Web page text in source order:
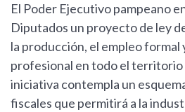
El Poder Ejecutivo pampeano
Diputados un proyecto de ley
la producción, el empleo formal
profesional en todo el territorio
iniciativa contempla un
fiscales que permitirá a la